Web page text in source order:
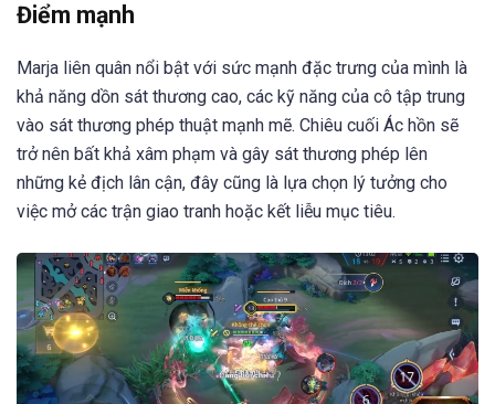
Điểm mạnh
Marja liên quân nổi bật với sức mạnh đặc trưng của mình là
khả năng dồn sát thương cao, các kỹ năng của cô tập trung
vào sát thương phép thuật mạnh mẽ. Chiêu cuối Ác hồn sẽ
trở nên bất khả xâm phạm và gây sát thương phép lên
những kẻ địch lân cận, đây cũng là lựa chọn lý tưởng cho
việc mở các trận giao tranh hoặc kết liễu mục tiêu.